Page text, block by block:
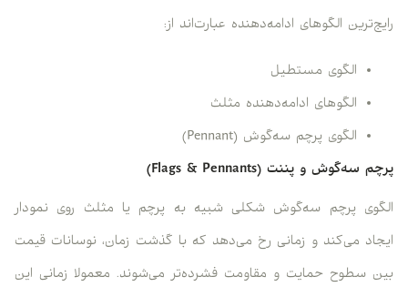
رایج‌ترین الگوهای ادامه‌دهنده عبارت‌اند از:
الگوی مستطیل
الگوهای ادامه‌دهنده مثلث
الگوی پرچم سه‌گوش (Pennant)
پرچم سه‌گوش و پننت (Flags & Pennants)
الگوی پرچم سه‌گوش شکلی شبیه به پرچم یا مثلث روی نمودار
ایجاد می‌کند و زمانی رخ می‌دهد که با گذشت زمان، نوسانات قیمت
بین سطوح حمایت و مقاومت فشرده‌تر می‌شوند. معمولا زمانی این